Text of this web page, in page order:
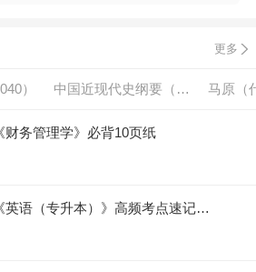
更多
） 中国近现代史纲要（代
码:15043）
马原（
财务管理学》必背10页纸
英语（专升本）》高频考点速记口